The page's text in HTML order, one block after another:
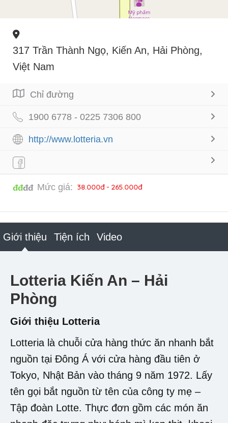
317 Trần Thành Ngọ, Kiến An, Hải Phòng,
Việt Nam
Chỉ đường
1900 6778 - 0225 7306 800
http://www.lotteria.vn
đđđđ Mức giá: 38.000đ - 265.000đ
Giới thiệu Tiện ích Video
Lotteria Kiến An – Hải
Phòng
Giới thiệu Lotteria
Lotteria là chuỗi cửa hàng thức ăn nhanh bắt
nguồn tại Đông Á với cửa hàng đầu tiên ở
Tokyo, Nhật Bản vào tháng 9 năm 1972. Lấy
tên gọi bắt nguồn từ tên của công ty mẹ –
Tập đoàn Lotte. Thực đơn gồm các món ăn